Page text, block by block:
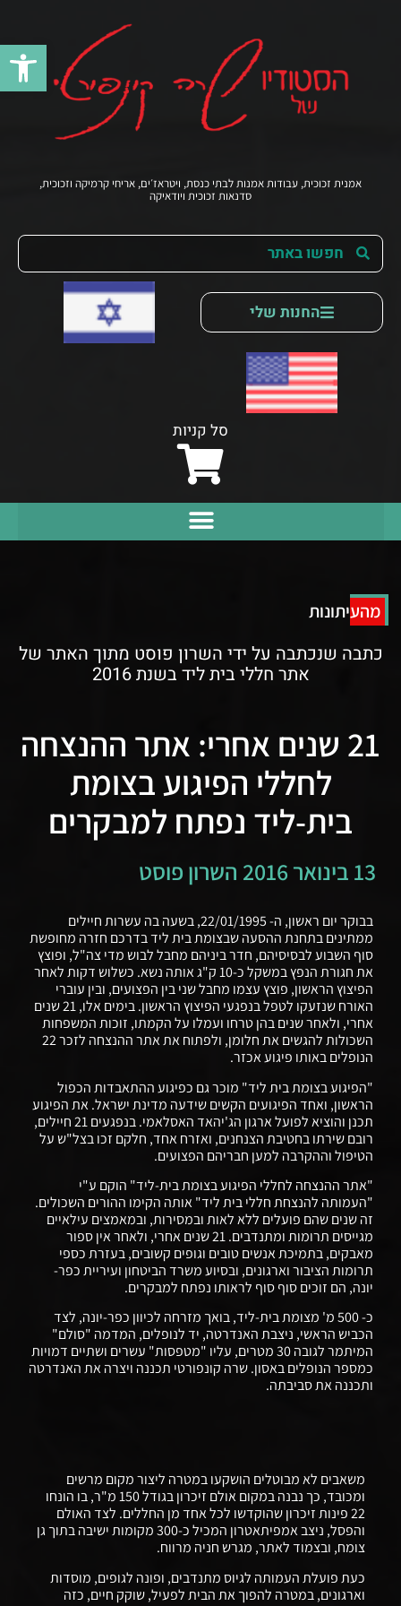
פתח
אמנית זכוכית, עבודות אמנות לבתי כנסת, ויטראז׳ים, אריחי קרמיקה וזכוכית,
סדנאות זכוכית ויודאיקה
החנות שלי
סל קניות
מהעיתונות
כתבה שנכתבה על ידי השרון פוסט מתוך האתר של
אתר חללי בית ליד בשנת 2016
21 שנים אחרי: אתר ההנצחה
לחללי הפיגוע בצומת
בית-ליד נפתח למבקרים
13 בינואר 2016 השרון פוסט
בבוקר יום ראשון, ה- 22/01/1995, בשעה בה עשרות חיילים
ממתינים בתחנת ההסעה שבצומת בית ליד בדרכם חזרה מחופשת
סוף השבוע לבסיסיהם, חדר ביניהם מחבל לבוש מדי צה"ל, ופוצץ
את חגורת הנפץ במשקל כ-10 ק"ג אותה נשא. כשלוש דקות לאחר
הפיצוץ הראשון, פוצץ עצמו מחבל שני בין הפצועים, ובין עוברי
האורח שנזעקו לטפל בנפגעי הפיצוץ הראשון. בימים אלו, 21 שנים
אחרי, ולאחר שנים בהן טרחו ועמלו על הקמתו, זוכות המשפחות
השכולות להגשים את חלומן, ולפתוח את אתר ההנצחה לזכר 22
הנופלים באותו פיגוע אכזר.
"הפיגוע בצומת בית ליד" מוכר גם כפיגוע ההתאבדות הכפול
הראשון, ואחד הפיגועים הקשים שידעה מדינת ישראל. את הפיגוע
תכנן והוציא לפועל ארגון הג'יהאד האסלאמי. בנפגעים 21 חיילים,
רובם שירתו בחטיבת הצנחנים, ואזרח אחד, חלקם זכו בצל"ש על
הטיפול וההקרבה למען חבריהם הפצועים.
"אתר ההנצחה לחללי הפיגוע בצומת בית-ליד" הוקם ע"י
"העמותה להנצחת חללי בית ליד" אותה הקימו ההורים השכולים.
זה שנים שהם פועלים ללא לאות ובמסירות, ובמאמצים עילאיים
מגייסים תרומות ומתנדבים. 21 שנים אחרי, ולאחר אין ספור
מאבקים, בתמיכת אנשים טובים וגופים קשובים, בעזרת כספי
תרומות הציבור וארגונים, ובסיוע משרד הביטחון ועיריית כפר-
יונה, הם זוכים סוף סוף לראותו נפתח למבקרים.
כ- 500 מ' מצומת בית-ליד, בואך מזרחה לכיוון כפר-יונה, לצד
הכביש הראשי, ניצבת האנדרטה, יד לנופלים, המדמה "סולם"
המיתמר לגובה 30 מטרים, עליו "מטפסות" עשרים ושתיים דמויות
כמספר הנופלים באסון. שרה קונפורטי תכננה ויצרה את האנדרטה
ותכננה את סביבתה.
משאבים לא מבוטלים הושקעו במטרה ליצור מקום מרשים
ומכובד, כך נבנה במקום אולם זיכרון בגודל 150 מ"ר, בו הונחו
22 פינות זיכרון שהוקדשו לכל אחד מן החללים. לצד האולם
והפסל, ניצב אמפיתאטרון המכיל כ-300 מקומות ישיבה בתוך גן
צומח, ובצמוד לאתר, מגרש חניה מרווח.
כעת פועלת העמותה לגיוס מתנדבים, ופונה לגופים, מוסדות
וארגונים, במטרה להפוך את הבית לפעיל, שוקק חיים, כזה